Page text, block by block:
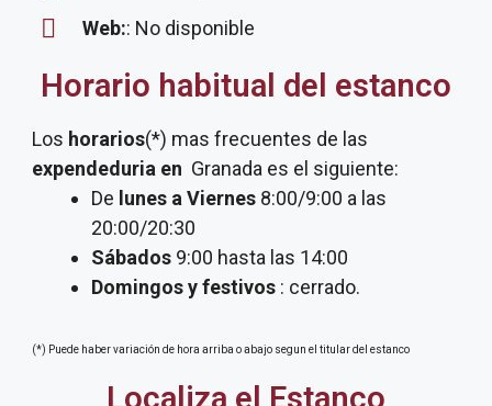
Web:: No disponible
Horario habitual del estanco
Los horarios(*) mas frecuentes de las
expendeduria en Granada es el siguiente:
De lunes a Viernes 8:00/9:00 a las
20:00/20:30
Sábados 9:00 hasta las 14:00
Domingos y festivos : cerrado.
(*) Puede haber variación de hora arriba o abajo segun el titular del estanco
Localiza el Estanco